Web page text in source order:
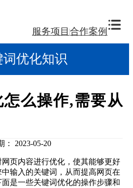
服务项目 合作案例
词优化知识
么操作,需要从
： 2023-05-20
页内容进行优化，使其能够更好
输入的关键词，从而提高网页在
是一些关键词优化的操作步骤和